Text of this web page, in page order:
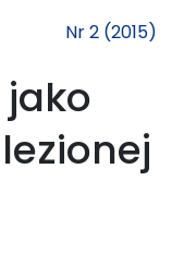
Nr 2 (2015)